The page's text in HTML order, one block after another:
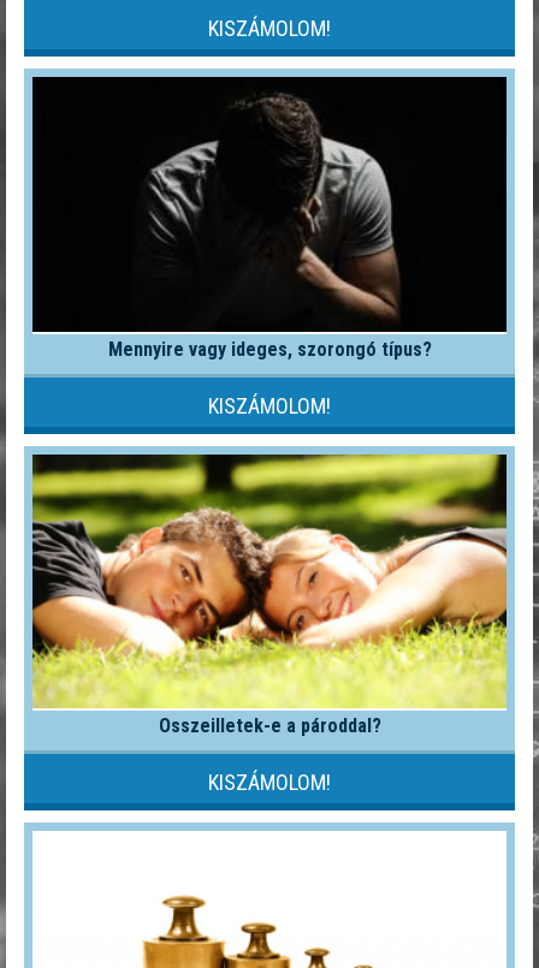
KISZÁMOLOM!
Mennyire vagy ideges, szorongó típus?
KISZÁMOLOM!
Összeilletek-e a pároddal?
KISZÁMOLOM!